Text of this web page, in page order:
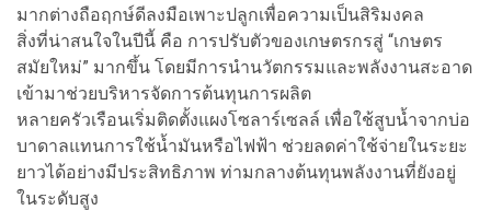
มากต่างถือฤกษ์ดีลงมือเพาะปลูกเพื่อความเป็นสิริมงคล
สิ่งที่น่าสนใจในปีนี้ คือ การปรับตัวของเกษตรกรสู่ “เกษตร
สมัยใหม่” มากขึ้น โดยมีการนำนวัตกรรมและพลังงานสะอาด
เข้ามาช่วยบริหารจัดการต้นทุนการผลิต
หลายครัวเรือนเริ่มติดตั้งแผงโซลาร์เซลล์ เพื่อใช้สูบน้ำจากบ่อ
บาดาลแทนการใช้น้ำมันหรือไฟฟ้า ช่วยลดค่าใช้จ่ายในระยะ
ยาวได้อย่างมีประสิทธิภาพ ท่ามกลางต้นทุนพลังงานที่ยังอยู่
ในระดับสูง